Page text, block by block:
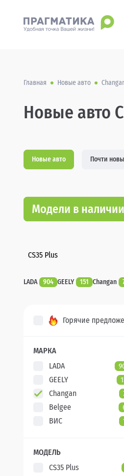
Главная Новые авто
Новые авто
Новые авто Почти
Модели в наличии
CS35 Plus
LADA 904 GEELY 151 Changan
Горячие
МАРКА
LADA
GEELY
Changan
Belgee
ВИС
XCITE
МОДЕЛЬ
CS35 Plus